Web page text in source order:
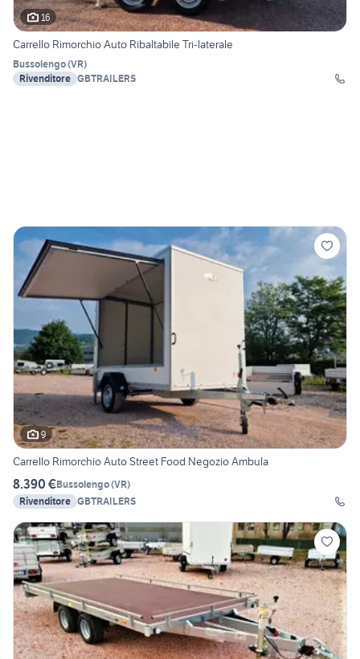
16
Carrello Rimorchio Auto Ribaltabile Tri-laterale
Bussolengo(VR)
Rivenditore GBTRAILERS
9
Carrello Rimorchio Auto Street Food Negozio Ambula
8.390 €Bussolengo(VR)
Rivenditore GBTRAILERS